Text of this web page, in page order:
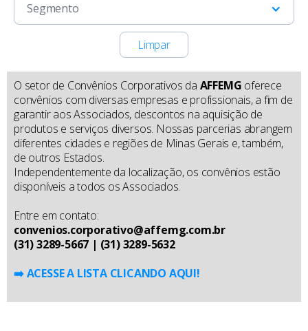
Segmento
Limpar
O setor de Convênios Corporativos da AFFEMG oferece
convênios com diversas empresas e profissionais, a fim de
garantir aos Associados, descontos na aquisição de
produtos e serviços diversos. Nossas parcerias abrangem
diferentes cidades e regiões de Minas Gerais e, também,
de outros Estados.
Independentemente da localização, os convênios estão
disponíveis a todos os Associados.
Entre em contato:
convenios.corporativo@affemg.com.br
(31) 3289-5667 | (31) 3289-5632
➡️ ACESSE A LISTA CLICANDO AQUI!